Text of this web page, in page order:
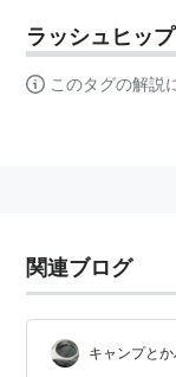
ラッシュヒップ
このタグの解説
関連ブログ
キャンプと